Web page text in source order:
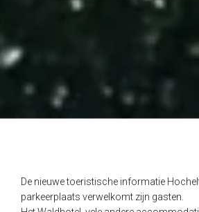
De nieuwe toeristische informatie
parkeerplaats verwelkomt zijn gasten.